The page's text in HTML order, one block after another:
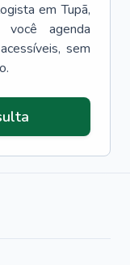
em Tupã,
agenda
sem